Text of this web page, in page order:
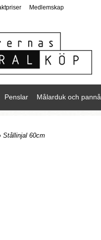
Medlemskap
Penslar Målarduk och pannå
Stållinjal 60cm